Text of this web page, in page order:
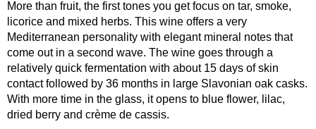
More than fruit, the first tones you get focus on tar, smoke,
licorice and mixed herbs. This wine offers a very
Mediterranean personality with elegant mineral notes that
come out in a second wave. The wine goes through a
relatively quick fermentation with about 15 days of skin
contact followed by 36 months in large Slavonian oak casks.
With more time in the glass, it opens to blue flower, lilac,
dried berry and crème de cassis.